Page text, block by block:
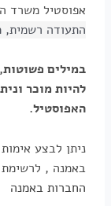
אפוסטיל משרד
התעודה רשמית,
במילים
להיות מוכר
האפוסטיל.
ניתן לבצע
באמנה ,
החברות באמנה